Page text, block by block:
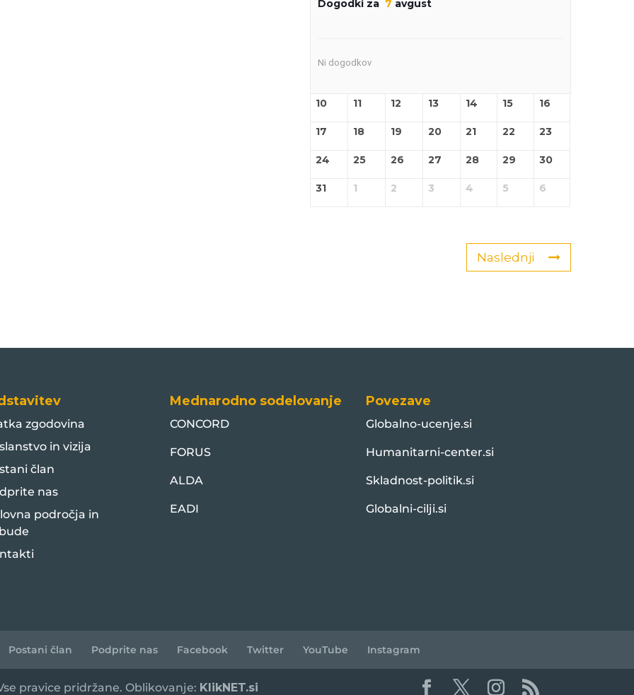
Dogodki za 7 avgust
Ni dogodkov
10 11 12 13 14 15 16
17 18 19 20 21 22 23
24 25 26 27 28 29 30
31 1 2 3 4 5 6
Naslednji
zgodovina
in vizija
član
nas
področja in
Mednarodno sodelovanje
CONCORD
FORUS
ALDA
EADI
Povezave
Globalno-ucenje.si
Humanitarni-center.si
Skladnost-politik.si
Globalni-cilji.si
Postani član Podprite nas Facebook Twitter YouTube Instagram
pravice pridržane. Oblikovanje: KlikNET.si